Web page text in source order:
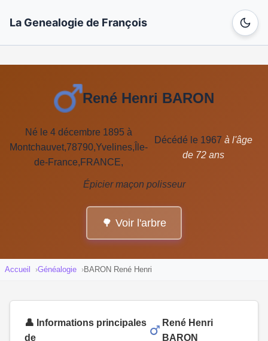
La Genealogie de François
René Henri BARON
Né le 4 décembre 1895 à
Montchauvet,78790,Yvelines,Île-
de-France,FRANCE,
Décédé le 1967 à l'âge
de 72 ans
Épicier maçon polisseur
🌳 Voir l'arbre
Accueil Généalogie BARON René Henri
👤 Informations principales
de
René Henri
BARON